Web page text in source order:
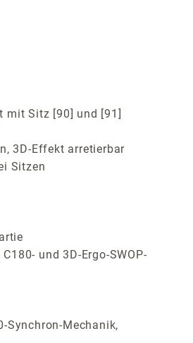
mit Sitz [90] und [91]
3D-Effekt arretierbar
Sitzen
und 3D-Ergo-SWOP-
Synchron-Mechanik,